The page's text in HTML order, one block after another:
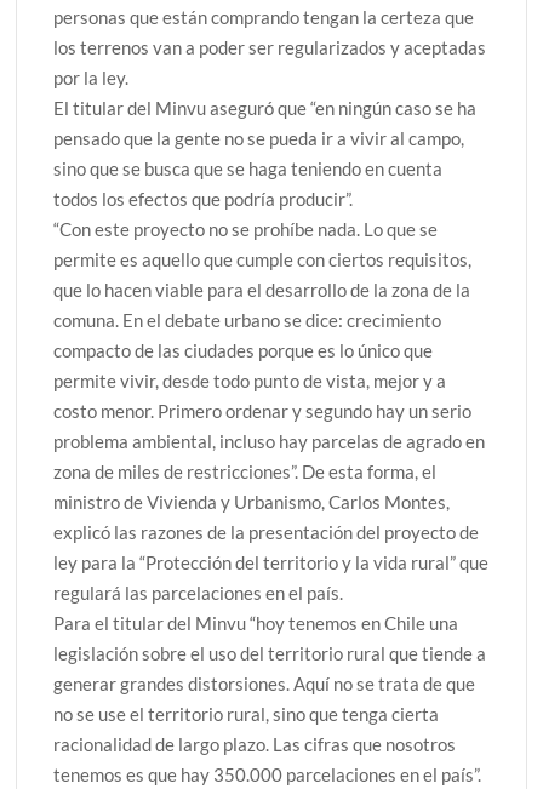
personas que están comprando tengan la certeza que
los terrenos van a poder ser regularizados y aceptadas
por la ley.
El titular del Minvu aseguró que “en ningún caso se ha
pensado que la gente no se pueda ir a vivir al campo,
sino que se busca que se haga teniendo en cuenta
todos los efectos que podría producir”.
“Con este proyecto no se prohíbe nada. Lo que se
permite es aquello que cumple con ciertos requisitos,
que lo hacen viable para el desarrollo de la zona de la
comuna. En el debate urbano se dice: crecimiento
compacto de las ciudades porque es lo único que
permite vivir, desde todo punto de vista, mejor y a
costo menor. Primero ordenar y segundo hay un serio
problema ambiental, incluso hay parcelas de agrado en
zona de miles de restricciones”. De esta forma, el
ministro de Vivienda y Urbanismo, Carlos Montes,
explicó las razones de la presentación del proyecto de
ley para la “Protección del territorio y la vida rural” que
regulará las parcelaciones en el país.
Para el titular del Minvu “hoy tenemos en Chile una
legislación sobre el uso del territorio rural que tiende a
generar grandes distorsiones. Aquí no se trata de que
no se use el territorio rural, sino que tenga cierta
racionalidad de largo plazo. Las cifras que nosotros
tenemos es que hay 350.000 parcelaciones en el país”.